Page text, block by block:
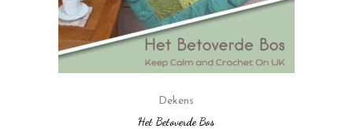
Dekens
Het Betoverde Bos